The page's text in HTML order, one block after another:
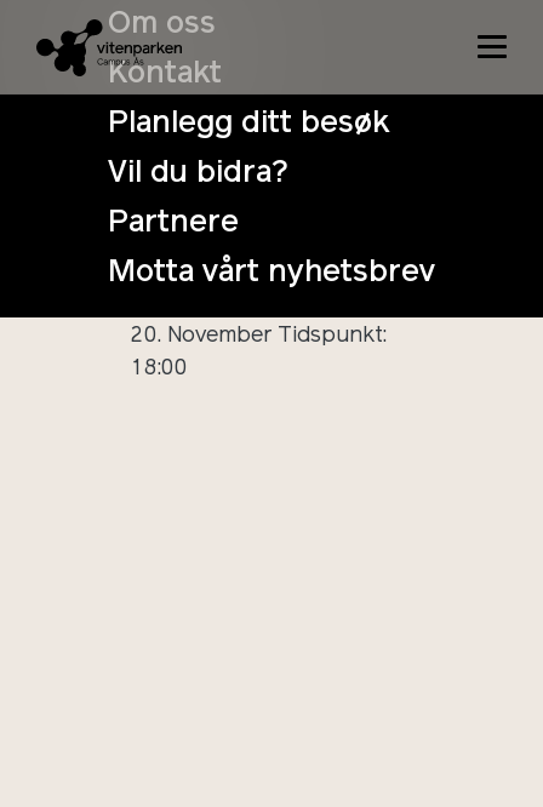
Om oss
Kontakt
Planlegg ditt besøk
Vil du bidra?
Partnere
Motta vårt nyhetsbrev
PechaKucha:
Fossilfri
velstand
20. November Tidspunkt:
18:00